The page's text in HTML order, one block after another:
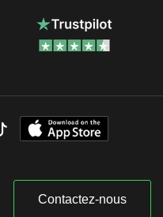
Contactez-nous